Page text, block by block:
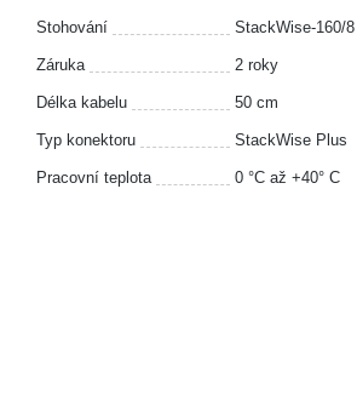
Stohování StackWise-160/8
Záruka 2 roky
Délka kabelu 50 cm
Typ konektoru StackWise Plus
Pracovní teplota 0 °C až +40° C